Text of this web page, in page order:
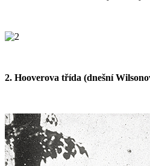
2. Hooverova třída (dnešní